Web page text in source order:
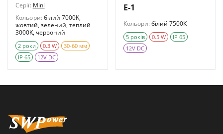
Серії: Mini
Кольори: білий 7000K,
жовтий, зелений, теплий
3000K, червоний
2 роки 0.3 W
30-60 мм
IP 65
12V DC
E-1
Кольори: білий 7500К
5 років 0.5 W
IP 65
12V DC